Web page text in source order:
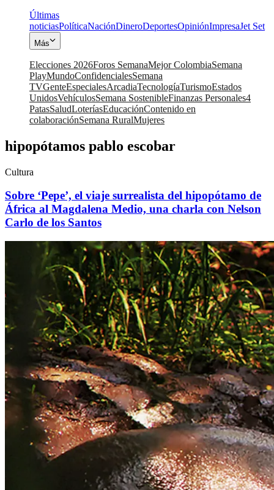
Últimas
noticiasPolíticaNaciónDineroDeportesOpiniónImpresaJet Set
Más
Elecciones 2026Foros SemanaMejor ColombiaSemana
PlayMundoConfidencialesSemana
TVGenteEspecialesArcadiaTecnologíaTurismoEstados
UnidosVehículosSemana SostenibleFinanzas Personales4
PatasSaludLoteríasEducaciónContenido en
colaboraciónSemana RuralMujeres
hipopótamos pablo escobar
Cultura
Sobre ‘Pepe’, el viaje surrealista del hipopótamo de
África al Magdalena Medio, una charla con Nelson
Carlo de los Santos